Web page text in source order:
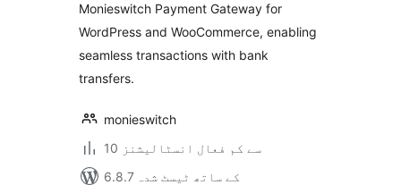
Monieswitch Payment Gateway for
WordPress and WooCommerce, enabling
seamless transactions with bank
transfers.
monieswitch
10 سے کم فعال انسٹالیشنز
6.8.7 کے ساتھ ٹیسٹ شدہ